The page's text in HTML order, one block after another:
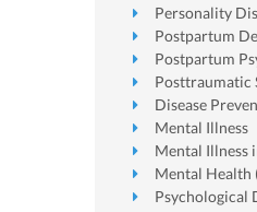
Personality
Postpartum
Postpartum
Posttraumatic
Disease
Mental Illness
Mental Illness
Mental Health
Psychological